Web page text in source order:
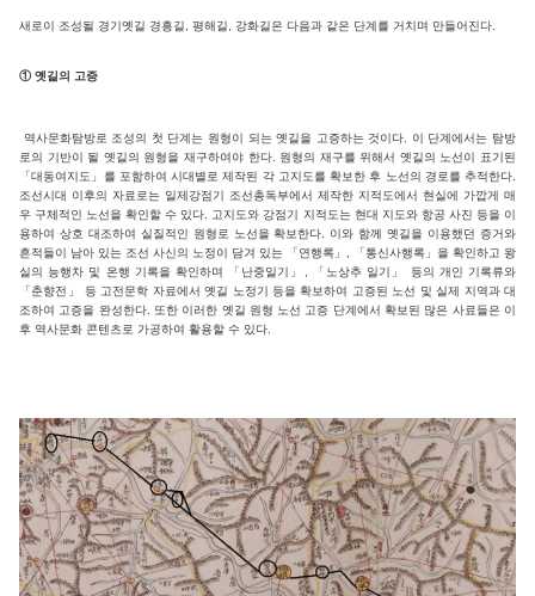
새로이 조성될 경기옛길 경흥길, 평해길, 강화길은 다음과 같은 단계를 거치며 만들어진다.
① 옛길의 고증
역사문화탐방로 조성의 첫 단계는 원형이 되는 옛길을 고증하는 것이다. 이 단계에서는 탐방
로의 기반이 될 옛길의 원형을 재구하여야 한다. 원형의 재구를 위해서 옛길의 노선이 표기된
「대동여지도」를 포함하여 시대별로 제작된 각 고지도를 확보한 후 노선의 경로를 추적한다.
조선시대 이후의 자료로는 일제강점기 조선총독부에서 제작한 지적도에서 현실에 가깝게 매
우 구체적인 노선을 확인할 수 있다. 고지도와 강점기 지적도는 현대 지도와 항공 사진 등을 이
용하여 상호 대조하여 실질적인 원형로 노선을 확보한다. 이와 함께 옛길을 이용했던 증거와
흔적들이 남아 있는 조선 사신의 노정이 담겨 있는 「연행록」, 「통신사행록」을 확인하고 왕
실의 능행차 및 온행 기록을 확인하며 「난중일기」, 「노상추 일기」 등의 개인 기록류와
「춘향전」 등 고전문학 자료에서 옛길 노정기 등을 확보하여 고증된 노선 및 실제 지역과 대
조하여 고증을 완성한다. 또한 이러한 옛길 원형 노선 고증 단계에서 확보된 많은 사료들은 이
후 역사문화 콘텐츠로 가공하여 활용할 수 있다.